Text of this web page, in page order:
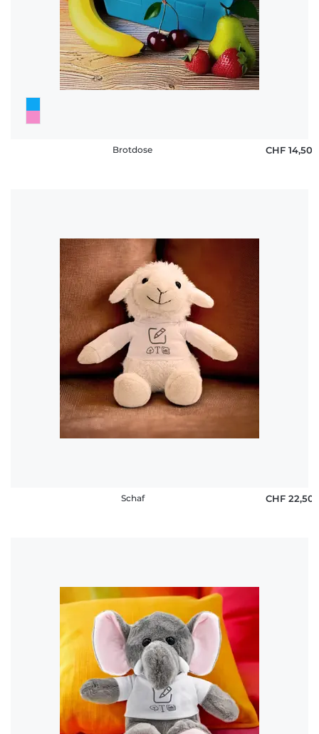
Brotdose CHF 14,50
Schaf CHF 22,50